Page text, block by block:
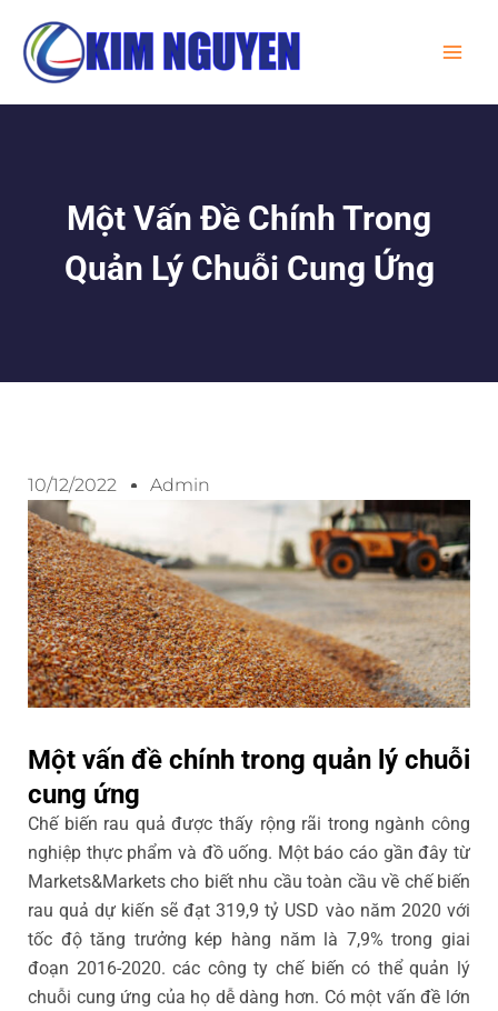
content
Một Vấn Đề Chính Trong
Quản Lý Chuỗi Cung Ứng
10/12/2022 Admin
Một vấn đề chính trong quản lý chuỗi
cung ứng
Chế biến rau quả được thấy rộng rãi trong ngành công
nghiệp thực phẩm và đồ uống. Một báo cáo gần đây từ
Markets&Markets cho biết nhu cầu toàn cầu về chế biến
rau quả dự kiến sẽ đạt 319,9 tỷ USD vào năm 2020 với
tốc độ tăng trưởng kép hàng năm là 7,9% trong giai
đoạn 2016-2020. các công ty chế biến có thể quản lý
chuỗi cung ứng của họ dễ dàng hơn. Có một vấn đề lớn